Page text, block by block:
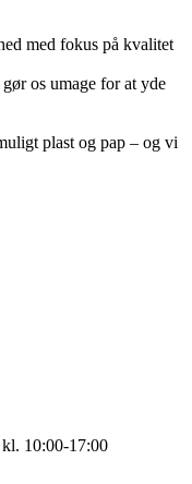
med fokus på kvalitet
os umage for at yde
plast og pap – og vi
10:00-17:00